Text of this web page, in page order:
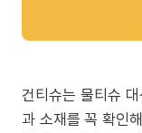
건티슈는 물티슈
과 소재를 꼭 확인